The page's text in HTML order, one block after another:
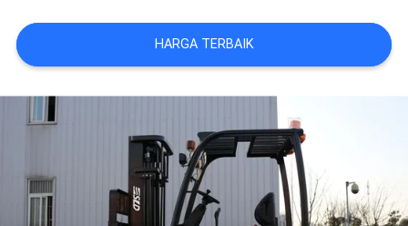
HARGA TERBAIK